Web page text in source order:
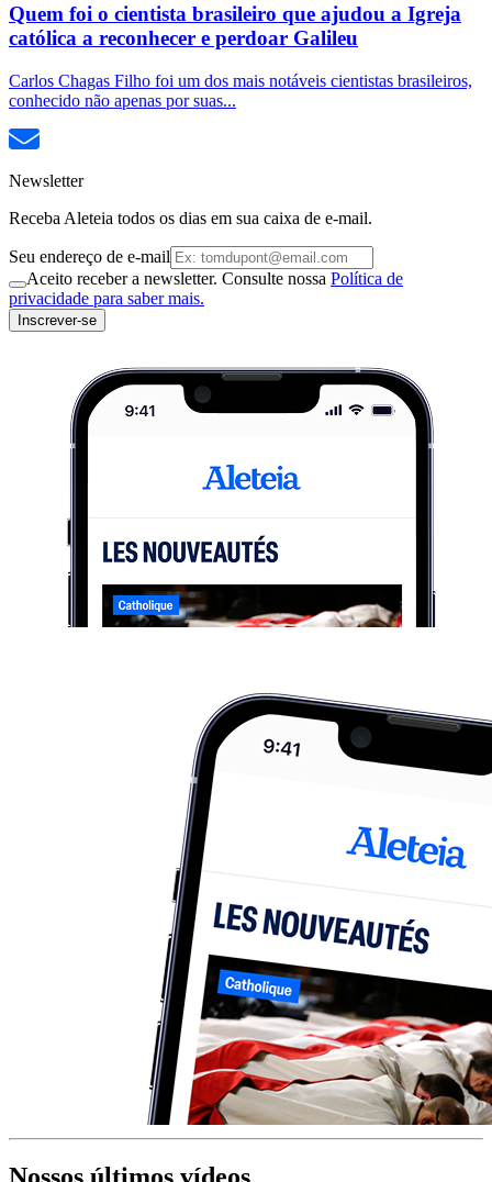
Quem foi o cientista brasileiro que ajudou a Igreja
católica a reconhecer e perdoar Galileu
Carlos Chagas Filho foi um dos mais notáveis cientistas brasileiros,
conhecido não apenas por suas...
Newsletter
Receba Aleteia todos os dias em sua caixa de e-mail.
Seu endereço de e-mail
Aceito receber a newsletter. Consulte nossa Política de
privacidade para saber mais.
Inscrever-se